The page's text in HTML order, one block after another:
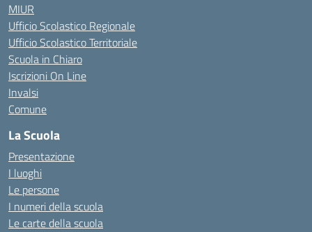
MIUR
Ufficio Scolastico Regionale
Ufficio Scolastico Territoriale
Scuola in Chiaro
Iscrizioni On Line
Invalsi
Comune
La Scuola
Presentazione
I luoghi
Le persone
I numeri della scuola
Le carte della scuola